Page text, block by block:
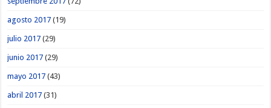
agosto 2017 (19)
julio 2017 (29)
junio 2017 (29)
mayo 2017 (43)
abril 2017 (31)